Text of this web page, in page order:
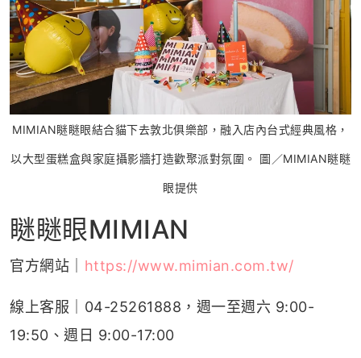
MIMIAN瞇瞇眼結合貓下去敦北俱樂部，融入店內台式經典風格，
以大型蛋糕盒與家庭攝影牆打造歡聚派對氛圍。 圖／MIMIAN瞇瞇
眼提供
瞇瞇眼MIMIAN
官方網站｜ https://www.mimian.com.tw/
線上客服｜04-25261888，週一至週六 9:00-
19:50、週日 9:00-17:00